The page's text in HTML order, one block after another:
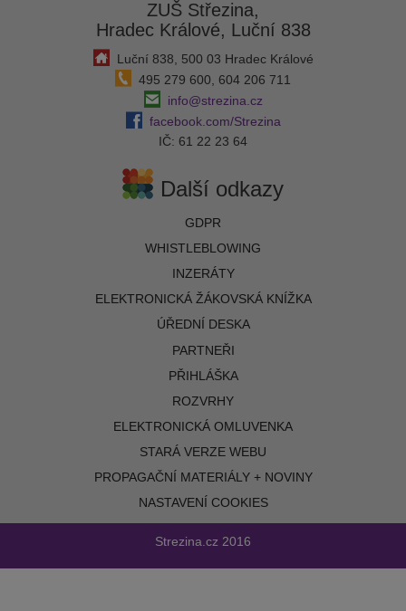
ZUŠ Střezina,
Hradec Králové, Luční 838
Luční 838, 500 03 Hradec Králové
495 279 600, 604 206 711
info@strezina.cz
facebook.com/Strezina
IČ: 61 22 23 64
Další odkazy
GDPR
WHISTLEBLOWING
INZERÁTY
ELEKTRONICKÁ ŽÁKOVSKÁ KNÍŽKA
ÚŘEDNÍ DESKA
PARTNEŘI
PŘIHLÁŠKA
ROZVRHY
ELEKTRONICKÁ OMLUVENKA
STARÁ VERZE WEBU
PROPAGAČNÍ MATERIÁLY + NOVINY
NASTAVENÍ COOKIES
Strezina.cz 2016